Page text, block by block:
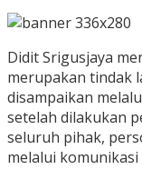
Didit Srigusjaya
merupakan tindak
disampaikan
setelah dilakukan
seluruh pihak,
melalui komunikasi